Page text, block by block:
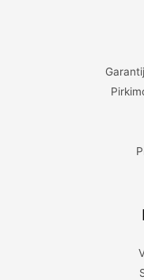
Kėdės aukštis